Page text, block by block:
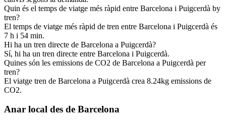
Quin és el temps de viatge més ràpid entre Barcelona i Puigcerdà by
tren?
El temps de viatge més ràpid de tren entre Barcelona i Puigcerdà és
7 h i 54 min.
Hi ha un tren directe de Barcelona a Puigcerdà?
Sí, hi ha un tren directe entre Barcelona i Puigcerdà.
Quines són les emissions de CO2 de Barcelona a Puigcerdà per
tren?
El viatge tren de Barcelona a Puigcerdà crea 8.24kg emissions de
CO2.
Anar local des de Barcelona